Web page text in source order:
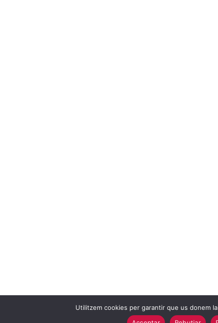
Utilitzem cookies per garantir que us donem